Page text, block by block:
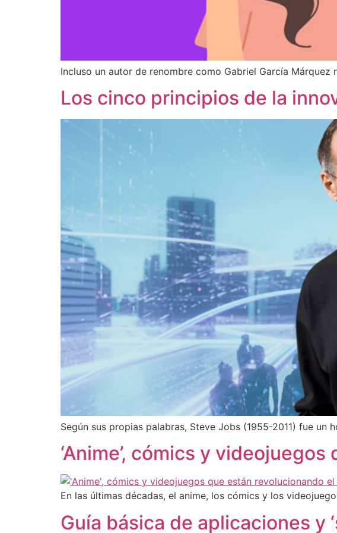
Incluso un autor de renombre como Gabriel García
Los cinco principios de la
Según sus propias palabras, Steve Jobs (1955-2011) fue
‘Anime’, cómics y
En las últimas décadas, el anime, los cómics y los
Guía básica de aplicaciones y